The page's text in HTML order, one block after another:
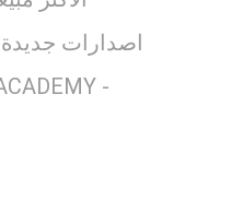
NEW RELEASES - اصدارات جديدة
-